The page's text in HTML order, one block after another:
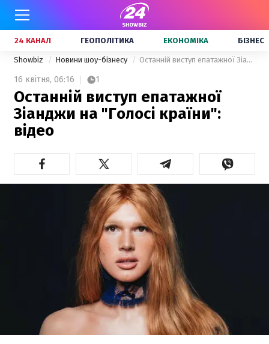
24 КАНАЛ ГЕОПОЛІТИКА ЕКОНОМІКА БІЗНЕС
Showbiz Новини шоу-бізнесу Останній виступ епатажної Зіанджи на "Голосі країни": відео
16 квітня, 06:16 1
Останній виступ епатажної
Зіанджи на "Голосі країни":
відео